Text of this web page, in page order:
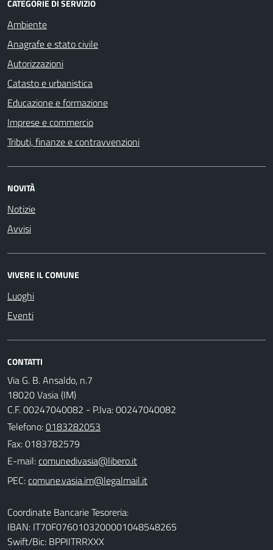
CATEGORIE DI SERVIZIO
Ambiente
Anagrafe e stato civile
Autorizzazioni
Catasto e urbanistica
Educazione e formazione
Imprese e commercio
Tributi, finanze e contravvenzioni
NOVITÀ
Notizie
Avvisi
VIVERE IL COMUNE
Luoghi
Eventi
CONTATTI
Via G. B. Ansaldo, n.7
18020 Vasia (IM)
C.F. 00247040082 - P.Iva: 00247040082
Telefono:0183282053
Fax: 0183782579
E-mail:
PEC:
Coordinate Bancarie Tesoreria:
IBAN: IT70F0760103200001048548265
Swift/Bic: BPPIITRRXXX